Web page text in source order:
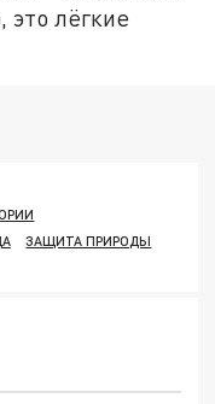
это лёгкие
ЗАЩИТА ПРИРОДЫ